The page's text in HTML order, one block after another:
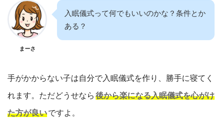
まーさ
入眠儀式って何でもいいのかな？条件とか
ある？
手がかからない子は自分で入眠儀式を作り、勝手に寝てく
れます。ただどうせなら 後から楽になる入眠儀式を心がけ
た方が良いですよ。